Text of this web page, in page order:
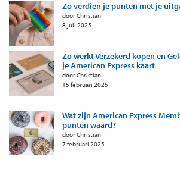
Zo verdien je punten met je
door Christian
8 juli 2025
Zo werkt Verzekerd kopen en
je American Express kaart
door Christian
15 februari 2025
Wat zijn American Express
punten waard?
door Christian
7 februari 2025